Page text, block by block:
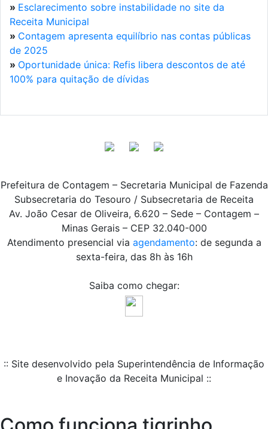
» Esclarecimento sobre instabilidade no site da
Receita Municipal
» Contagem apresenta equilíbrio nas contas públicas
de 2025
» Oportunidade única: Refis libera descontos de até
100% para quitação de dívidas
Prefeitura de Contagem – Secretaria Municipal de Fazenda
Subsecretaria do Tesouro / Subsecretaria de Receita
Av. João Cesar de Oliveira, 6.620 – Sede – Contagem –
Minas Gerais – CEP 32.040-000
Atendimento presencial via agendamento: de segunda a
sexta-feira, das 8h às 16h
Saiba como chegar:
:: Site desenvolvido pela Superintendência de Informação
e Inovação da Receita Municipal ::